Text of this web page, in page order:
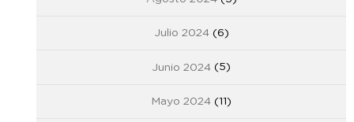
Julio 2024(6)
Junio 2024 (5)
Mayo 2024 (11)